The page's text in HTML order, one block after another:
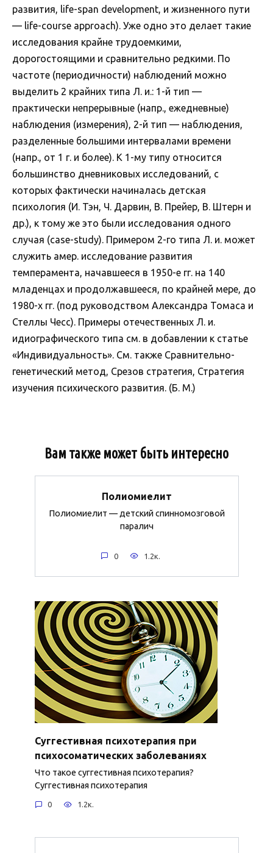
развития, life-span development, и жизненного пути
— life-course approach). Уже одно это делает такие
исследования крайне трудоемкими,
дорогостоящими и сравнительно редкими. По
частоте (периодичности) наблюдений можно
выделить 2 крайних типа Л. и.: 1-й тип —
практически непрерывные (напр., ежедневные)
наблюдения (измерения), 2-й тип — наблюдения,
разделенные большими интервалами времени
(напр., от 1 г. и более). К 1-му типу относится
большинство дневниковых исследований, с
которых фактически начиналась детская
психология (И. Тэн, Ч. Дарвин, В. Прейер, В. Штерн и
др.), к тому же это были исследования одного
случая (case-study). Примером 2-го типа Л. и. может
служить амер. исследование развития
темперамента, начавшееся в 1950-е гг. на 140
младенцах и продолжавшееся, по крайней мере, до
1980-х гг. (под руководством Александра Томаса и
Стеллы Чесс). Примеры отечественных Л. и.
идиографического типа см. в добавлении к статье
«Индивидуальность». См. также Сравнительно-
генетический метод, Срезов стратегия, Стратегия
изучения психического развития. (Б. М.)
Вам также может быть интересно
Полиомиелит
Полиомиелит — детский спинномозговой
паралич
0 1.2к.
Суггестивная психотерапия при
психосоматических заболеваниях
Что такое суггестивная психотерапия?
Суггестивная психотерапия
0 1.2к.